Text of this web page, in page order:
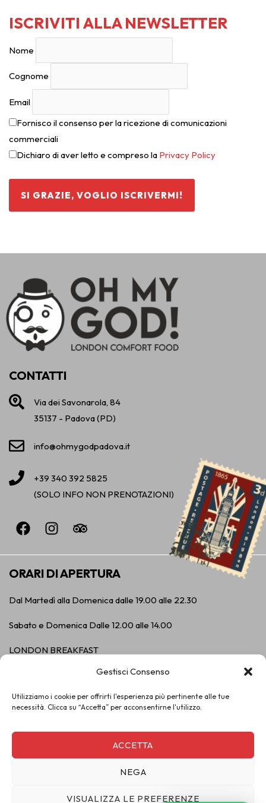
Gestisci Consenso
Utilizziamo i cookie per offrirti l'esperienza più pertinente alle tue
necessità. Clicca su “Accetta” per acconsentirne l'utilizzo.
ACCETTA
NEGA
VISUALIZZA LE PREFERENZE
ISCRIVITI ALLA NEWSLETTER
Nome
Cognome
Email
Fornisco il consenso per la ricezione di comunicazioni
commerciali
Dichiaro di aver letto e compreso la Privacy Policy
SI GRAZIE, VOGLIO ISCRIVERMI!
CONTATTI
Via dei Savonarola, 84
35137 - Padova (PD)
info@ohmygodpadova.it
+39 340 392 5825
(SOLO INFO NON PRENOTAZIONI)
F
a
b
o
k
I
n
a
r
a
T
r
a
v
i
o
ORARI DI APERTURA
Dal Martedì alla Domenica dalle 19.00 alle 22.30
Sabato e Domenica Dalle 12.00 alle 14.00
LONDON BREAKFAST
Sabato e Domenica dalle 12.00 alle 14.00
L’evento LONDONBREAKFAST non esclude il menu’ classico!
PRENOTA IL TUO TAVOLO